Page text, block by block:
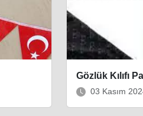
Gözlük Kılıfı
03 Kasım